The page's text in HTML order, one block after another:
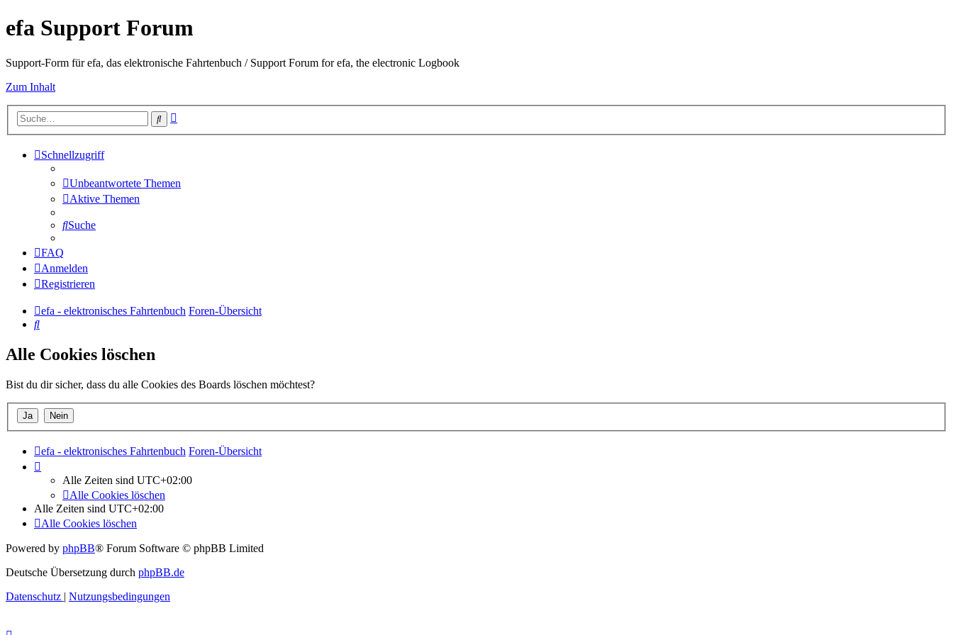
efa Support Forum
Support-Form für efa, das elektronische Fahrtenbuch / Support Forum for efa, the electronic Logbook
Zum Inhalt
Suche
Schnellzugriff
Unbeantwortete Themen
Aktive Themen
Suche
FAQ
Anmelden
Registrieren
efa - elektronisches Fahrtenbuch Foren-Übersicht
Suche
Alle Cookies löschen
Bist du dir sicher, dass du alle Cookies des Boards löschen möchtest?
efa - elektronisches Fahrtenbuch Foren-Übersicht
Alle Zeiten sind UTC+02:00
Alle Cookies löschen
Alle Zeiten sind UTC+02:00
Alle Cookies löschen
Powered by phpBB® Forum Software © phpBB Limited
Deutsche Übersetzung durch phpBB.de
Datenschutz | Nutzungsbedingungen